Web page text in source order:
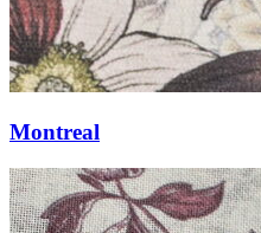
Montreal